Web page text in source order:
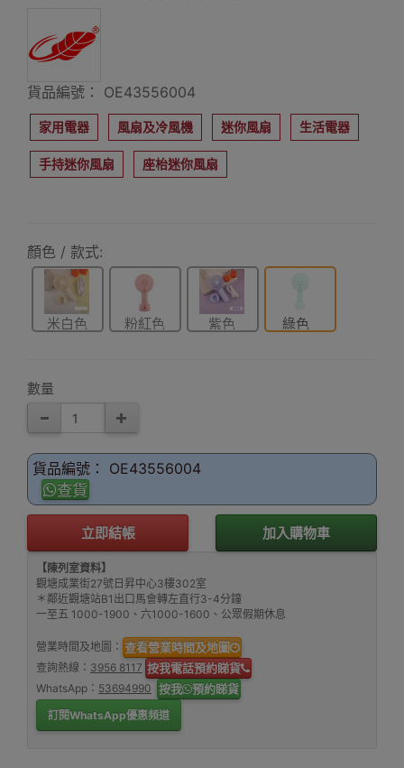
貨品編號： OE43556004
家用電器 風扇及冷風機 迷你風扇 生活電器
手持迷你風扇 座枱迷你風扇
顏色 / 款式:
米白色 粉紅色 紫色 綠色
數量
貨品編號： OE43556004
查貨
立即結帳 加入購物車
【陳列室資料】
觀塘成業街27號日昇中心3樓302室
＊鄰近觀塘站B1出口馬會轉左直行3-4分鐘
一至五 1000-1900、六1000-1600、公眾假期休息
營業時間及地圖： 查看營業時間及地圖
查詢熱線： 3956 8117 按我電話預約睇貨
WhatsApp： 53694990 按我 預約睇貨
訂閱WhatsApp優惠頻道